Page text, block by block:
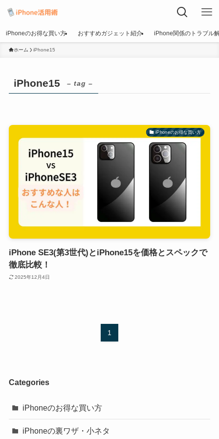
iPhoneのお得な買い方 おすすめガジェット紹介 iPhone関係のトラブル
ホーム iPhone15
iPhone15 – tag –
iPhoneのお得な買い方
iPhone SE3(第3世代)とiPhone15を価格とスペックで
徹底比較！
2025年12月4日
1
Categories
iPhoneのお得な買い方
iPhoneの裏ワザ・小ネタ